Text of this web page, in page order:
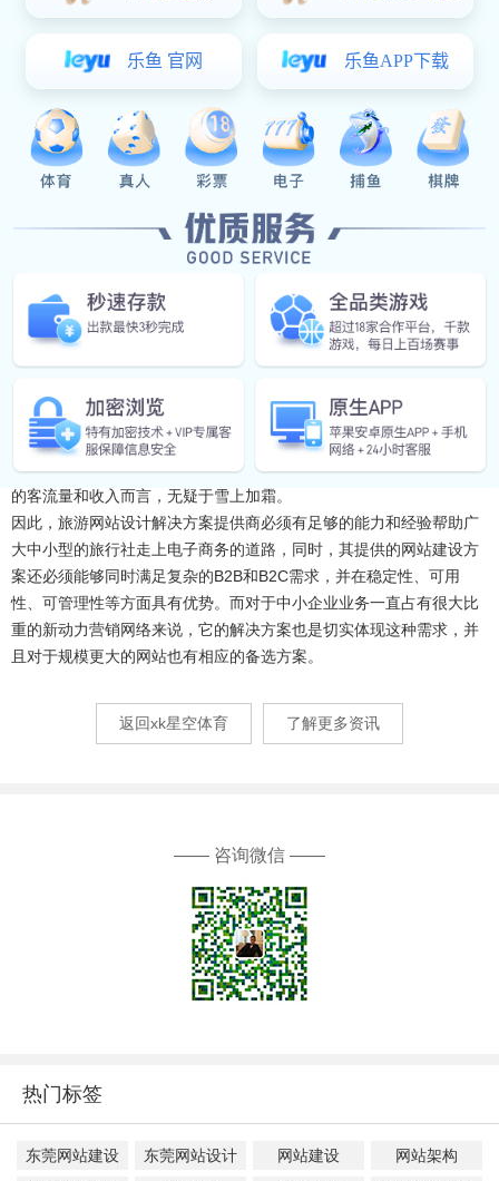
02 东莞旅游网站建设特点分析
综合门户网站的旅游频道，旅游只是整个网站的补充，在旅游信息的
权威性、实用性方面没有优势，所以不是旅游电子商务的主流；
旅游网站，包括一些景区、酒店网站，更高层次旅游网站则依托大旅
行商，并开展信息交流、网上预定。
相比较而言，后一类旅行网站更是今后发展的主流。
旅游可以借助互联网，解决传统旅游业不能解决的适应游客行、吃、
住、游、玩一体化的需求；同时还旅游也作为一个整体的商业生态
将这些环节连成一个统一的整体，进而可以大大提高服务的水平和业
务的来源。
而传统旅游业已经越来越感到来自互联网的“双刃剑”的考验，一方
手段，另一方面，大多数没有开展网上业务的中小旅行社则面临严峻
的挑战。目前有3000多家旅行社，其中90%是中小型企业，如果不能
尽快利用互联网来降低成本、扩大业务和发展协作，对于本来就有限
的客流量和收入而言，无疑于雪上加霜。
因此，旅游网站设计解决方案提供商必须有足够的能力和经验帮助广
大中小型的旅行社走上电子商务的道路，同时，其提供的网站建设方
案还必须能够同时满足复杂的B2B和B2C需求，并在稳定性、可用
性、可管理性等方面具有优势。而对于中小企业业务一直占有很大比
重的新动力营销网络来说，它的解决方案也是切实体现这种需求，并
且对于规模更大的网站也有相应的备选方案。
返回xk星空体育 了解更多资讯
—— 咨询微信 ——
热门标签
东莞网站建设 东莞网站设计 网站建设
网站架构